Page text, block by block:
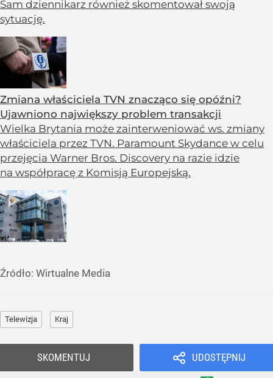
Sam dziennikarz również skomentował swoją
sytuację.
Zmiana właściciela TVN znacząco się opóźni?
Ujawniono największy problem transakcji
Wielka Brytania może zainterweniować ws. zmiany
właściciela przez TVN. Paramount Skydance w celu
przejęcia Warner Bros. Discovery na razie idzie
na współpracę z Komisją Europejską.
Źródło: Wirtualne Media
Telewizja Kraj
UDOSTĘPNIJ
SKOMENTUJ